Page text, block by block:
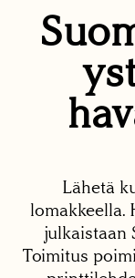
Lähetä
lomakkeella.
julkaistaan
Toimitus